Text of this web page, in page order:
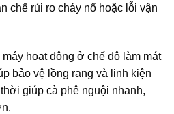
chế rủi ro cháy nổ hoặc lỗi vận
hoạt động ở chế độ làm mát
bảo vệ lồng rang và linh kiện
giúp cà phê nguội nhanh,